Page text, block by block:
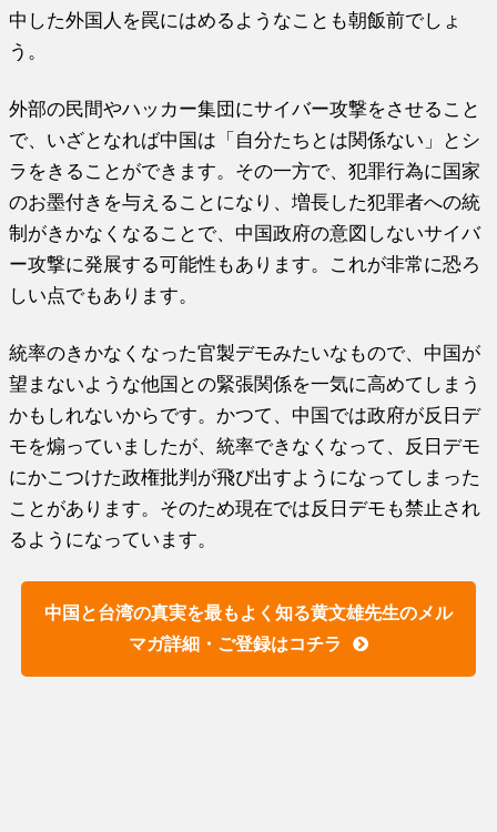
中した外国人を罠にはめるようなことも朝飯前でしょ
う。
外部の民間やハッカー集団にサイバー攻撃をさせること
で、いざとなれば中国は「自分たちとは関係ない」とシ
ラをきることができます。その一方で、犯罪行為に国家
のお墨付きを与えることになり、増長した犯罪者への統
制がきかなくなることで、中国政府の意図しないサイバ
ー攻撃に発展する可能性もあります。これが非常に恐ろ
しい点でもあります。
統率のきかなくなった官製デモみたいなもので、中国が
望まないような他国との緊張関係を一気に高めてしまう
かもしれないからです。かつて、中国では政府が反日デ
モを煽っていましたが、統率できなくなって、反日デモ
にかこつけた政権批判が飛び出すようになってしまった
ことがあります。そのため現在では反日デモも禁止され
るようになっています。
中国と台湾の真実を最もよく知る黄文雄先生のメル
マガ詳細・ご登録はコチラ